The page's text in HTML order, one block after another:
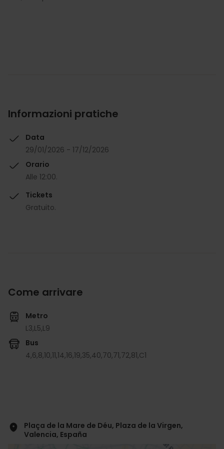
Informazioni pratiche
Data
29/01/2026 - 17/12/2026
Orario
Alle 12:00.
Tickets
Gratuito.
Come arrivare
Metro
L3,L5,L9
Bus
4,6,8,10,11,14,16,19,35,40,70,71,72,81,C1
Plaça de la Mare de Déu, Plaza de la Virgen,
Valencia, España